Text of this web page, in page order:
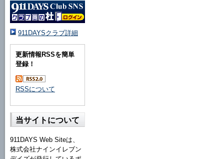
911DAYSクラブ詳細
更新情報RSSを簡単
登録！
RSSについて
当サイトについて
911DAYS Web Siteは、
株式会社ナインイレブン